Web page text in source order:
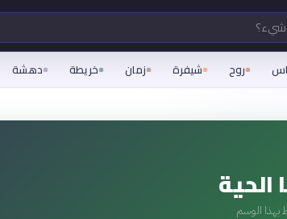
روح شيفرة زمان خريطة دهشة
الحية
بهذا الوسم